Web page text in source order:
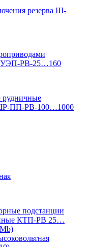
резерва Ш-
РВ-25…160
рудничные
ПП-РВ-100…1000
подстанции
КТП-РВ 25…